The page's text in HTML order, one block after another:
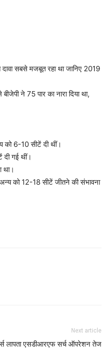
सबसे मजबूत रहा था जानिए 2019
ने 75 पार का नारा दिया था,
6-10 सीटें दी थीं।
दी गई थीं।
था।
को 12-18 सीटें जीतने की संभावना
Next article
लापता एसडीआरएफ सर्च ऑपरेशन तेज